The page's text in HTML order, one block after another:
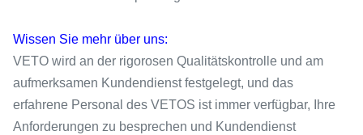
Wissen Sie mehr über uns:
VETO wird an der rigorosen Qualitätskontrolle und am
aufmerksamen Kundendienst festgelegt, und das
erfahrene Personal des VETOS ist immer verfügbar, Ihre
Anforderungen zu besprechen und Kundendienst